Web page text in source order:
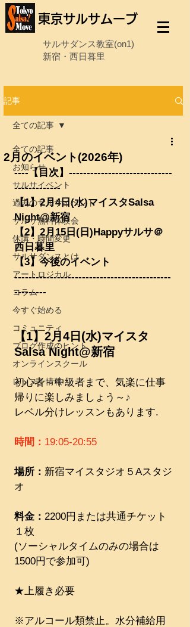
東京サルサムーブ
サルサダンス教室(on1)
新宿・西日暮里
記事
全ての記事
お知らせ
サルサイベント
過去のサルサイベント
サルサ無料体験会
休講・時間変更
サルサダンスとは
アートロジカル
コラム
今すぐ始める
コミュニティ
ブログ作成のヒント
オンラインスクール
レッスン情報
全ての記事
2月のイベント(2026年)
----【目次】-----------------------------
-------------
【1】2月4日(水)マイスタSalsa
Night@新宿
【2】2月15日(日)Happyサルサ＠
西日暮里
【3】今後のイベント
--------------------------------------------
---------
【1】2月4日(水)マイスタ
Salsa Night@新宿
初心者～中級者まで、気楽に仕事
帰りに楽しみましょう～♪
レベル分けレッスンもあります.
時間： 19:05-20:55
場所： 新宿マイスタジオ５Aスタジ
オ
料金： 2200円または共通チケット
１枚
(ソーシャルタイムのみの場合は
1500円で参加可)
★上履き必要
※アルコール類禁止。水分補給用